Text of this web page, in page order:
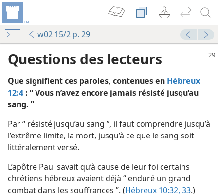
w02 15/2 p. 29
La Tour de Garde annonce le Royaume de Jéhovah 1998
La Tour de Garde annonce le Royaume de Jéhovah 1983
Questions des lecteurs
Que signifient ces paroles, contenues en Hébreux
12:4 : “ Vous n’avez encore jamais résisté jusqu’au
sang. ”
Par “ résisté jusqu’au sang ”, il faut comprendre jusqu’à
l’extrême limite, la mort, jusqu’à ce que le sang soit
littéralement versé.
L’apôtre Paul savait qu’à cause de leur foi certains
chrétiens hébreux avaient déjà “ enduré un grand
combat dans les souffrances ”. (Hébreux 10:32, 33.)